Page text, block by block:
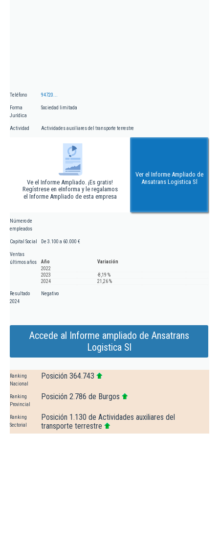
Teléfono 94720...
Forma
Jurídica
Sociedad limitada
Actividad Actividades auxiliares del transporte terrestre
Ve el Informe Ampliado. ¡Es gratis!
Regístrese en eInforma y le regalamos
el Informe Ampliado de esta empresa
Ver el Informe Ampliado de
Ansatrans Logistica Sl
Número de
empleados
Capital Social De 3.100 a 60.000 €
Ventas
últimos años
Año
Variación
2022
2023
-8,19 %
2024
21,26 %
Resultado
2024
Negativo
Accede al Informe ampliado de Ansatrans
Logistica Sl
Ranking
Nacional
Posición 364.743
Ranking
Provincial
Posición 2.786 de Burgos
Ranking
Sectorial
Posición 1.130 de Actividades auxiliares del
transporte terrestre